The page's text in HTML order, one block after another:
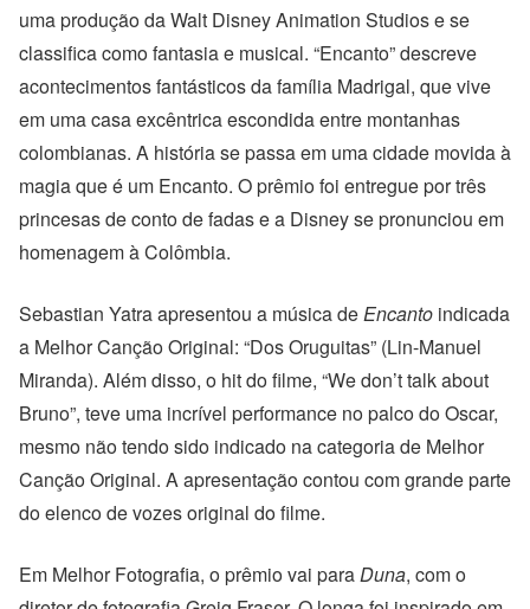
uma produção da Walt Disney Animation Studios e se
classifica como fantasia e musical. “Encanto” descreve
acontecimentos fantásticos da família Madrigal, que vive
em uma casa excêntrica escondida entre montanhas
colombianas. A história se passa em uma cidade movida à
magia que é um Encanto. O prêmio foi entregue por três
princesas de conto de fadas e a Disney se pronunciou em
homenagem à Colômbia.
Sebastian Yatra apresentou a música deEncanto indicada
a Melhor Canção Original: “Dos Oruguitas” (Lin-Manuel
Miranda). Além disso, o hit do filme, “We don’t talk about
Bruno”, teve uma incrível performance no palco do Oscar,
mesmo não tendo sido indicado na categoria de Melhor
Canção Original. A apresentação contou com grande parte
do elenco de vozes original do filme.
Em Melhor Fotografia, o prêmio vai paraDuna, com o